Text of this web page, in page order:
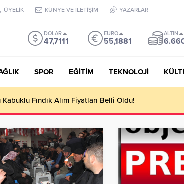
ÜYELİK KÜNYE VE İLETİŞİM YAZARLAR
DOLAR
47,7111
EURO
55,1881
ALTIN
SPOR EĞİTİM TEKNOLOJİ
Fındık Alım Fiyatları Belli Oldu!